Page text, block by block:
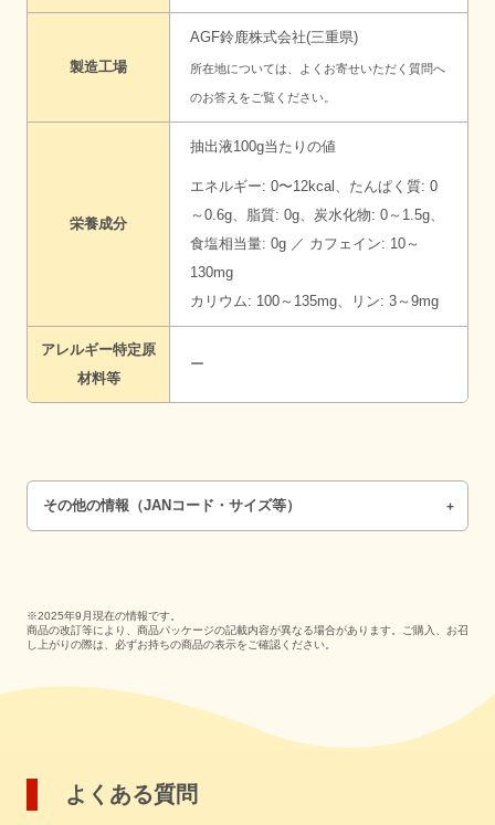
製造工場
AGF鈴鹿株式会社(三重県)
所在地については、 よくお寄せいただく質問へ
のお答え をご覧ください。
栄養成分
抽出液100g当たりの値
エネルギー: 0〜12kcal、たんぱく質: 0
～0.6g、脂質: 0g、炭水化物: 0～1.5g、
食塩相当量: 0g ／ カフェイン: 10～
130mg
カリウム: 100～135mg、リン: 3～9mg
アレルギー特定原
材料等
ー
その他の情報（JANコード・サイズ等）
※2025年9月現在の情報です。
商品の改訂等により、商品パッケージの記載内容が異なる場合があります。ご購入、お召
し上がりの際は、必ずお持ちの商品の表示をご確認ください。
よくある質問